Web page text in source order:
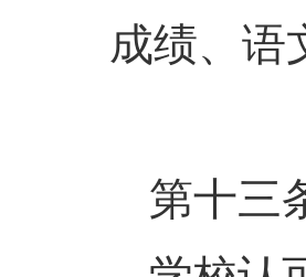
成绩、语
第十三